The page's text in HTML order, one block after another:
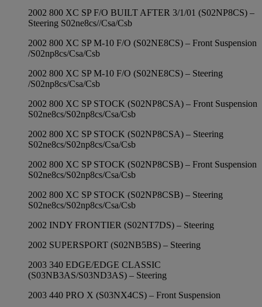
2002 800 XC SP F/O BUILT AFTER 3/1/01 (S02NP8CS) –
Steering S02ne8cs//Csa/Csb
2002 800 XC SP M-10 F/O (S02NE8CS) – Front Suspension
/S02np8cs/Csa/Csb
2002 800 XC SP M-10 F/O (S02NE8CS) – Steering
/S02np8cs/Csa/Csb
2002 800 XC SP STOCK (S02NP8CSA) – Front Suspension
S02ne8cs/S02np8cs/Csa/Csb
2002 800 XC SP STOCK (S02NP8CSA) – Steering
S02ne8cs/S02np8cs/Csa/Csb
2002 800 XC SP STOCK (S02NP8CSB) – Front Suspension
S02ne8cs/S02np8cs/Csa/Csb
2002 800 XC SP STOCK (S02NP8CSB) – Steering
S02ne8cs/S02np8cs/Csa/Csb
2002 INDY FRONTIER (S02NT7DS) – Steering
2002 SUPERSPORT (S02NB5BS) – Steering
2003 340 EDGE/EDGE CLASSIC
(S03NB3AS/S03ND3AS) – Steering
2003 440 PRO X (S03NX4CS) – Front Suspension